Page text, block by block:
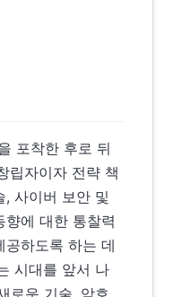
포착한 후로 뒤
립자이자 전략 책
, 사이버 보안 및
향에 대한 통찰력
공하도록 하는 데
시대를 앞서 나
로운 기술, 암호